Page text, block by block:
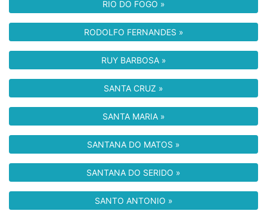
RIO DO FOGO »
RODOLFO FERNANDES »
RUY BARBOSA »
SANTA CRUZ »
SANTA MARIA »
SANTANA DO MATOS »
SANTANA DO SERIDO »
SANTO ANTONIO »